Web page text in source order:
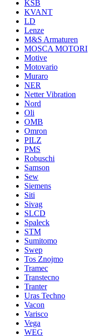
KSB
KVANT
LD
Lenze
M&S Armaturen
MOSCA MOTORI
Motive
Motovario
Muraro
NER
Netter Vibration
Nord
Oli
OMB
Omron
PILZ
PMS
Robuschi
Samson
Sew
Siemens
Siti
Sivag
SLCD
Spaleck
STM
Sumitomo
Swep
Tos Znojmo
Tramec
Transtecno
Tranter
Uras Techno
Vacon
Varisco
Vega
WEG